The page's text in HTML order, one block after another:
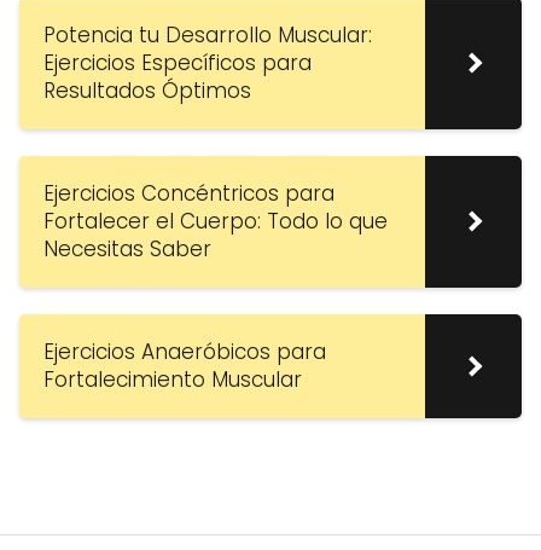
Potencia tu Desarrollo Muscular:
Ejercicios Específicos para
Resultados Óptimos
Ejercicios Concéntricos para
Fortalecer el Cuerpo: Todo lo que
Necesitas Saber
Ejercicios Anaeróbicos para
Fortalecimiento Muscular